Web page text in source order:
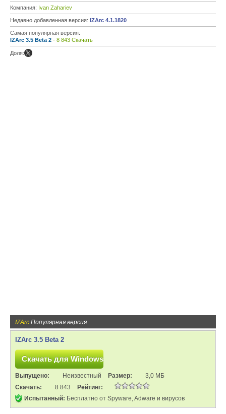
Компания: Ivan Zahariev
Недавно добавленная версия: IZArc 4.1.1820
Самая популярная версия:
IZArc 3.5 Beta 2 - 8 843 Скачать
Доля:
IZArc Популярная версия
IZArc 3.5 Beta 2
Выпущено: Неизвестный Размер:
3,0 МБ
Скачать:
8 843
Рейтинг:
Испытанный: Бесплатно от Spyware, Adware и вирусов